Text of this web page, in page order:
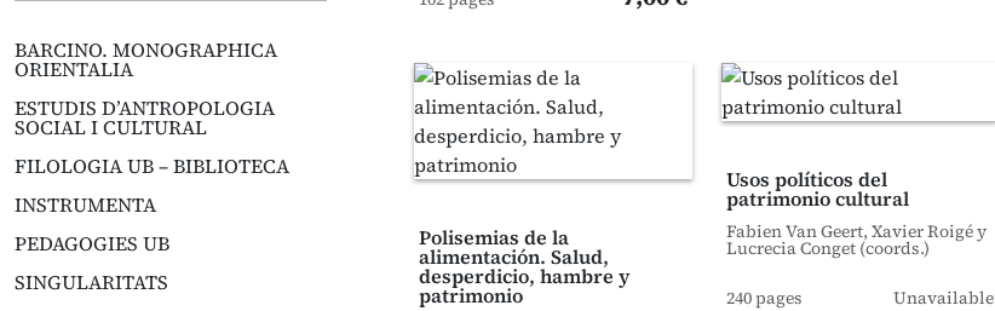
BARCINO. MONOGRAPHICA
ORIENTALIA
ESTUDIS D’ANTROPOLOGIA
SOCIAL I CULTURAL
FILOLOGIA UB – BIBLIOTECA
INSTRUMENTA
PEDAGOGIES UB
SINGULARITATS
Polisemias de la
alimentación. Salud,
desperdicio, hambre y
patrimonio
Usos políticos del
patrimonio cultural
Fabien Van Geert, Xavier Roigé y
Lucrecia Conget (coords.)
240 pages Unavailable